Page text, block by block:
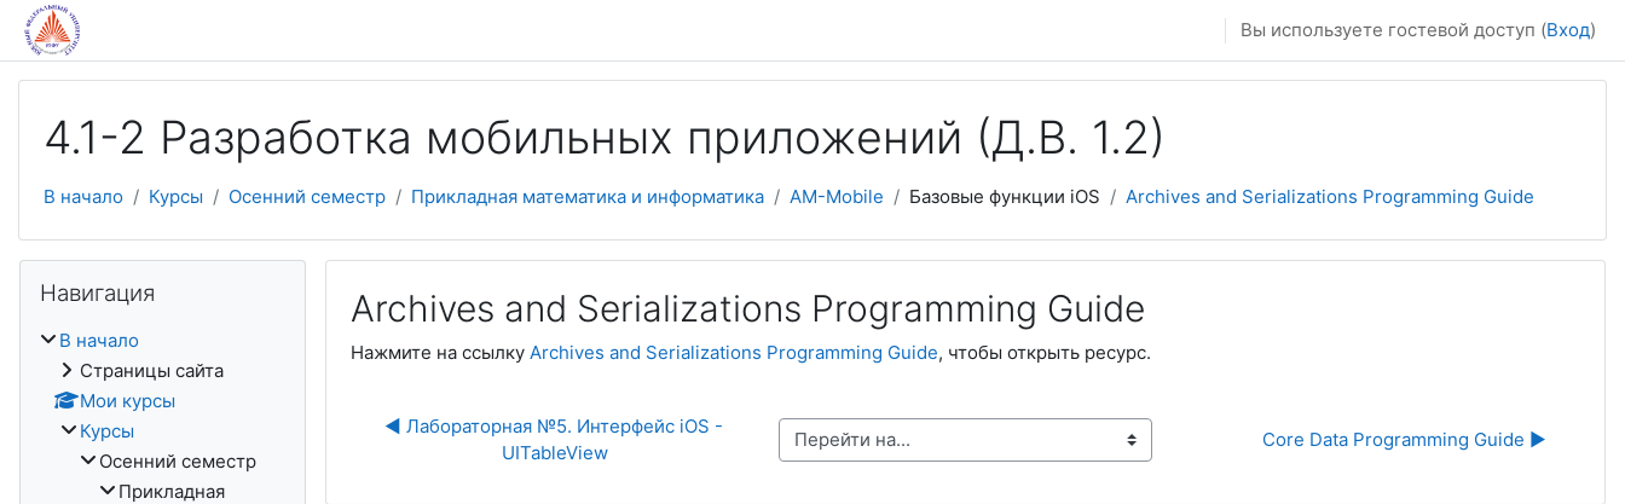
Перейти к основному содержанию
Вы используете гостевой доступ (Вход)
4.1-2 Разработка мобильных приложений (Д.В. 1.2)
В начало Курсы Осенний семестр Прикладная математика и информатика AM-Mobile Базовые функции iOS Archives and Serializations Programming Guide
Archives and Serializations Programming Guide
Нажмите на ссылку Archives and Serializations Programming Guide, чтобы открыть ресурс.
◀︎ Лабораторная №5. Интерфейс iOS -
UITableView
Перейти на... Core Data Programming Guide ▶︎
Навигация
В начало
Страницы сайта
Мои курсы
Курсы
Осенний семестр
Прикладная